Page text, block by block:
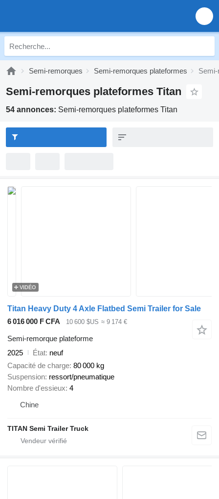
Semi-remorques Semi-remorques plateformes
Semi-remorques plateformes Titan
54 annonces: Semi-remorques plateformes Titan
VIDÉO
Titan Heavy Duty 4 Axle Flatbed Semi Trailer for Sale
6 016 000 F CFA
10 600 $US ≈ 9 174 €
Semi-remorque plateforme
2025
État neuf
Capacité de charge 80 000 kg
Suspension ressort/pneumatique
Nombre d'essieux 4
Chine
TITAN Semi Trailer Truck